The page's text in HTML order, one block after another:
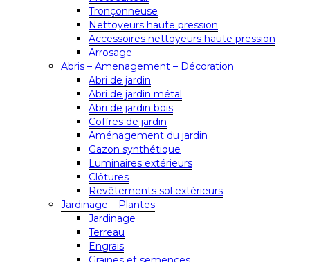
Tronçonneuse
Nettoyeurs haute pression
Accessoires nettoyeurs haute pression
Arrosage
Abris – Amenagement – Décoration
Abri de jardin
Abri de jardin métal
Abri de jardin bois
Coffres de jardin
Aménagement du jardin
Gazon synthétique
Luminaires extérieurs
Clôtures
Revêtements sol extérieurs
Jardinage – Plantes
Jardinage
Terreau
Engrais